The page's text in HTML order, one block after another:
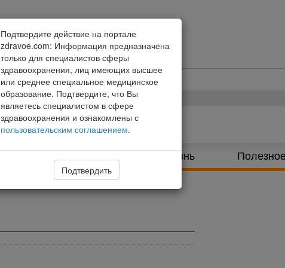
Питание и диета Здоровая жизнь
Подтвердите действие на портале
zdravoe.com: Информация предназначена
только для специалистов сферы
здравоохранения, лиц имеющих высшее
или среднее специальное медицинское
образование. Подтвердите, что Вы
являетесь специалистом в сфере
здравоохранения и ознакомлены с
пользовательским соглашением.
Подтвердить